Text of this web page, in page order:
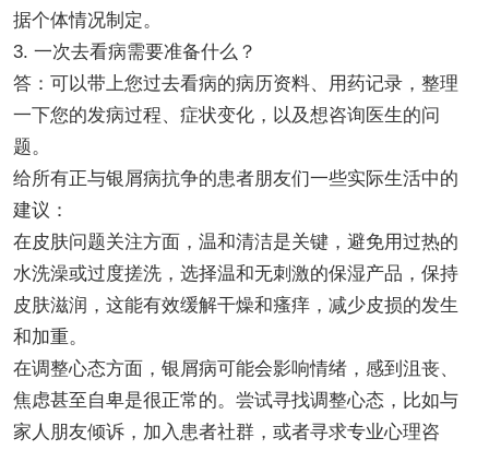
据个体情况制定。
3. 一次去看病需要准备什么？
答：可以带上您过去看病的病历资料、用药记录，整理
一下您的发病过程、症状变化，以及想咨询医生的问
题。
给所有正与银屑病抗争的患者朋友们一些实际生活中的
建议：
在皮肤问题关注方面，温和清洁是关键，避免用过热的
水洗澡或过度搓洗，选择温和无刺激的保湿产品，保持
皮肤滋润，这能有效缓解干燥和瘙痒，减少皮损的发生
和加重。
在调整心态方面，银屑病可能会影响情绪，感到沮丧、
焦虑甚至自卑是很正常的。尝试寻找调整心态，比如与
家人朋友倾诉，加入患者社群，或者寻求专业心理咨